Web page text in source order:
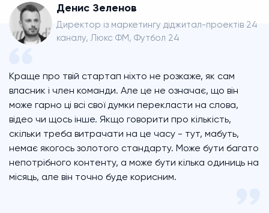
Денис Зеленов
Директор із маркетингу діджитал-проектів 24
каналу, Люкс ФМ, Футбол 24
Краще про твій стартап ніхто не розкаже, як сам
власник і член команди. Але це не означає, що він
може гарно ці всі свої думки перекласти на слова,
відео чи щось інше. Якщо говорити про кількість,
скільки треба витрачати на це часу - тут, мабуть,
немає якогось золотого стандарту. Може бути багато
непотрібного контенту, а може бути кілька одиниць на
місяць, але він точно буде корисним.